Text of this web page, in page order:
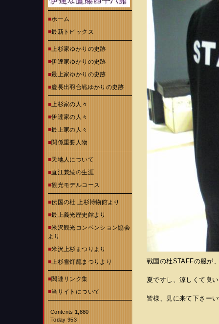
■ホーム
■最新トピックス
■上杉家ゆかりの史跡
■伊達家ゆかりの史跡
■最上家ゆかりの史跡
■慶長出羽合戦ゆかりの史跡
■上杉家の人々
■伊達家の人々
■最上家の人々
■関係重要人物
■天地人について
■直江兼続の生涯
■観光モデルコース
■伝国の杜 上杉博物館より
■最上義光歴史館より
■米沢観光コンベンション協会
より
■米沢上杉まつりより
■上杉雪灯籠まつりより
■関連リンク集
■当サイトについて
Contents 1,880
Today 953
戦国の杜STAFFの服が
夏ですし、涼しくて良
皆様、見に来て下さー